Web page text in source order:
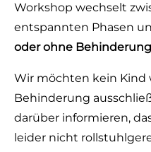
Workshop wechselt
entspannten Phasen
oder ohne Behinderung
Wir möchten kein Kind
Behinderung
darüber informieren,
leider nicht